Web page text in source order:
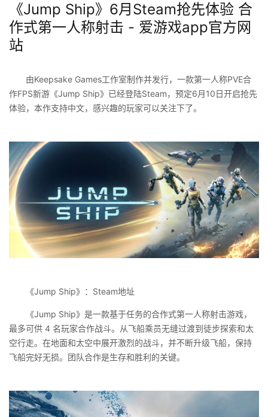
《Jump Ship》6月Steam抢先体验 合
作式第一人称射击 - 爱游戏app官方网
站
由Keepsake Games工作室制作并发行，一款第一人称PVE合
作FPS新游《Jump Ship》已经登陆Steam，预定6月10日开启抢先
体验，本作支持中文，感兴趣的玩家可以关注下了。
《Jump Ship》：Steam地址
《Jump Ship》是一款基于任务的合作式第一人称射击游戏，
最多可供 4 名玩家合作战斗。从飞船乘员无缝过渡到徒步探索和太
空行走。在地面和太空中展开激烈的战斗，并不断升级飞船，保持
飞船完好无损。团队合作是生存和胜利的关键。